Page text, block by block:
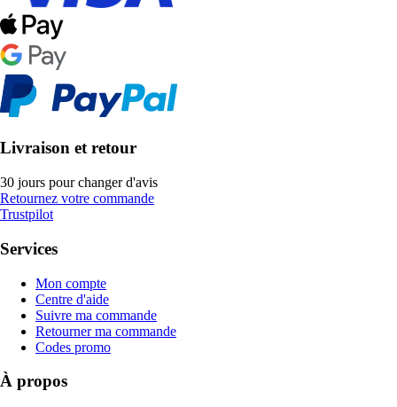
Livraison et retour
30 jours pour changer d'avis
Retournez votre commande
Trustpilot
Services
Mon compte
Centre d'aide
Suivre ma commande
Retourner ma commande
Codes promo
À propos